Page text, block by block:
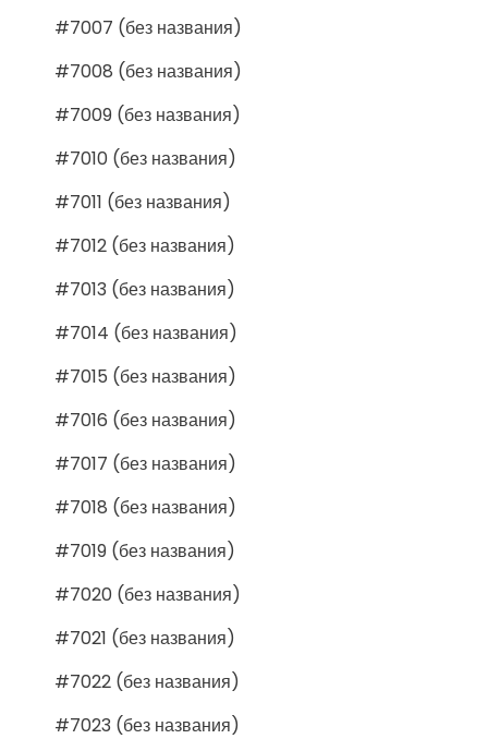
#7007 (без названия)
#7008 (без названия)
#7009 (без названия)
#7010 (без названия)
#7011 (без названия)
#7012 (без названия)
#7013 (без названия)
#7014 (без названия)
#7015 (без названия)
#7016 (без названия)
#7017 (без названия)
#7018 (без названия)
#7019 (без названия)
#7020 (без названия)
#7021 (без названия)
#7022 (без названия)
#7023 (без названия)